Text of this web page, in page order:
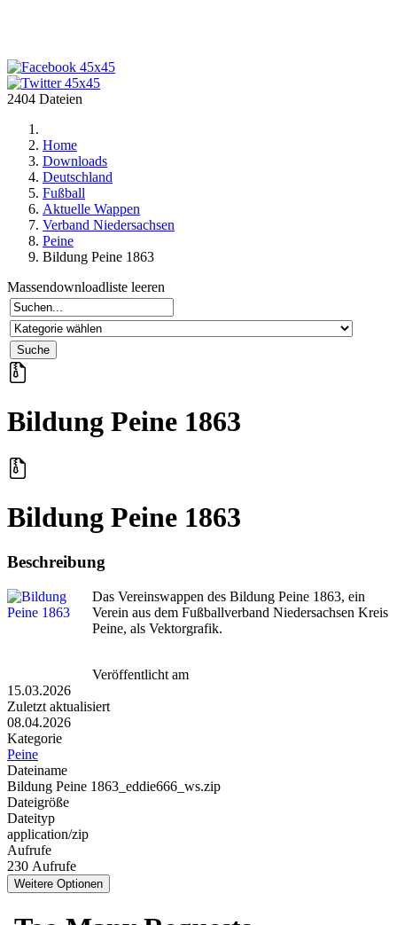
2404 Dateien
Home
Downloads
Deutschland
Fußball
Aktuelle Wappen
Verband Niedersachsen
Peine
Bildung Peine 1863
Massendownloadliste leeren
Bildung Peine 1863
Bildung Peine 1863
Beschreibung
Das Vereinswappen des Bildung Peine 1863, ein
Verein aus dem Fußballverband Niedersachsen Kreis
Peine, als Vektorgrafik.
Veröffentlicht am
15.03.2026
Zuletzt aktualisiert
08.04.2026
Kategorie
Peine
Dateiname
Bildung Peine 1863_eddie666_ws.zip
Dateigröße
Dateityp
application/zip
Aufrufe
230 Aufrufe
Weitere Optionen